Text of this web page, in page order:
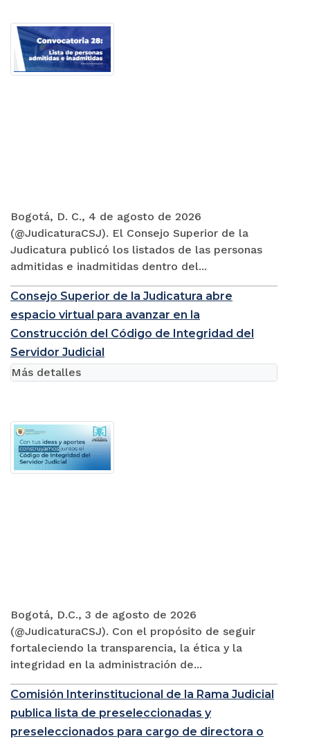
Bogotá, D. C., 4 de agosto de 2026
(@JudicaturaCSJ). El Consejo Superior de la
Judicatura publicó los listados de las personas
admitidas e inadmitidas dentro del...
Consejo Superior de la Judicatura abre
espacio virtual para avanzar en la
Construcción del Código de Integridad del
Servidor Judicial
Bogotá, D.C., 3 de agosto de 2026
(@JudicaturaCSJ). Con el propósito de seguir
fortaleciendo la transparencia, la ética y la
integridad en la administración de...
Más detalles
Comisión Interinstitucional de la Rama Judicial
publica lista de preseleccionadas y
preseleccionados para cargo de directora o